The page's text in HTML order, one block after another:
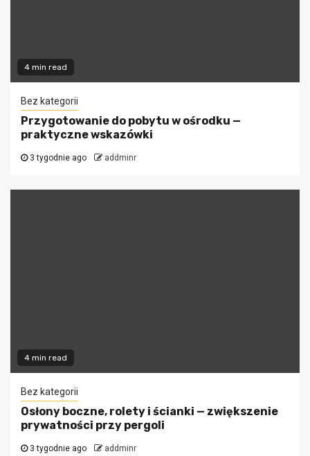
4 min read
Bez kategorii
Przygotowanie do pobytu w ośrodku —
praktyczne wskazówki
3 tygodnie ago addminr
4 min read
Bez kategorii
Osłony boczne, rolety i ścianki — zwiększenie
prywatności przy pergoli
3 tygodnie ago addminr